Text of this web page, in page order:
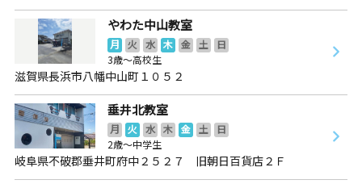
やわた中山教室
月 火 水 木 金 土
日
3歳～高校生
滋賀県長浜市八幡中山町１０５２
垂井北教室
月 火 水 木 金 土
日
2歳～中学生
岐阜県不破郡垂井町府中２５２７ 旧朝日百貨店２Ｆ